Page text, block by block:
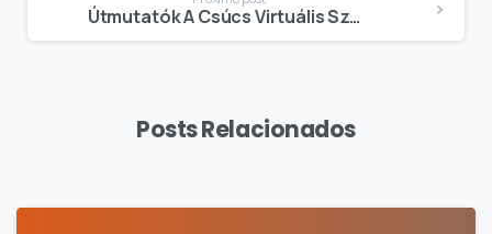
Útmutatók A Csúcs Virtuális Szerencsejáték-Portálok Kiválasztásához ♤ Magyar Köztársaság Sign Up Today
Posts Relacionados